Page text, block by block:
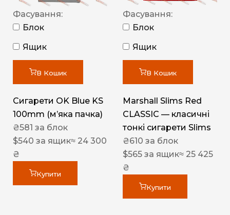
Фасування:
Блок
Ящик
В Кошик
Сигарети OK Blue KS
100mm (м’яка пачка)
₴581 за блок
$540 за ящик≈ 24 300
₴
Купити
Фасування:
Блок
Ящик
В Кошик
Marshall Slims Red
CLASSIC — класичні
тонкі сигарети Slims
₴610 за блок
$565 за ящик≈ 25 425
₴
Купити